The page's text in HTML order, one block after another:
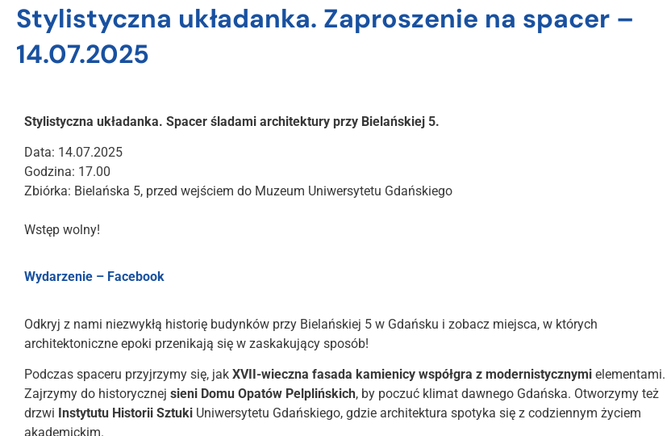
Stylistyczna układanka. Zaproszenie na spacer –
14.07.2025
Stylistyczna układanka. Spacer śladami architektury przy Bielańskiej 5.
Data: 14.07.2025
Godzina: 17.00
Zbiórka: Bielańska 5, przed wejściem do Muzeum Uniwersytetu Gdańskiego
Wstęp wolny!
Wydarzenie – Facebook
Odkryj z nami niezwykłą historię budynków przy Bielańskiej 5 w Gdańsku i zobacz miejsca, w których
architektoniczne epoki przenikają się w zaskakujący sposób!
Podczas spaceru przyjrzymy się, jak XVII-wieczna fasada kamienicy współgra z modernistycznymi elementami.
Zajrzymy do historycznej sieni Domu Opatów Pelplińskich, by poczuć klimat dawnego Gdańska. Otworzymy też
drzwi Instytutu Historii Sztuki Uniwersytetu Gdańskiego, gdzie architektura spotyka się z codziennym życiem
akademickim.